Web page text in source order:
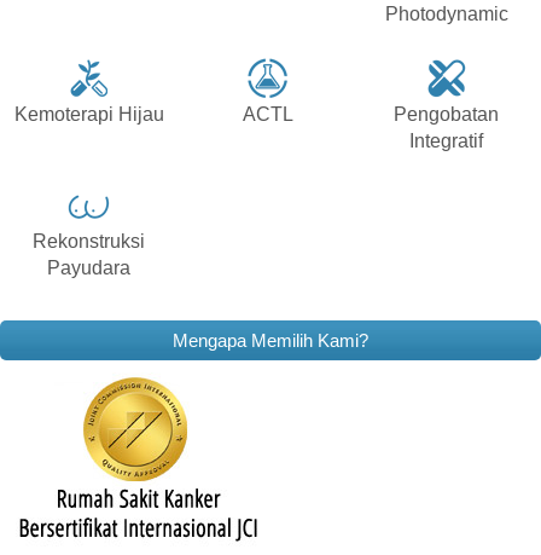
Photodynamic
Kemoterapi Hijau ACTL
Pengobatan
Integratif
Rekonstruksi
Payudara
Mengapa Memilih Kami?